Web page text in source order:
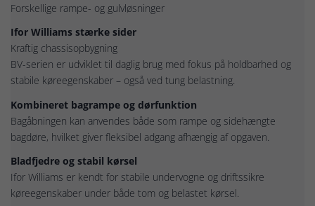
Forskellige rampe- og gulvløsninger
Ifor Williams stærke sider
Kraftig chassisopbygning
BV-serien er udviklet til daglig brug med fokus på holdbarhed og
stabile køreegenskaber – også ved tung belastning.
Kombineret bagrampe og dørfunktion
Bagåbningen kan anvendes både som rampe og sidehængte
bagdøre, hvilket giver fleksibel adgang afhængig af opgaven.
Bladfjedre og stabil kørsel
Ifor Williams er kendt for stabile undervogne og driftssikre
køreegenskaber under både tom og belastet kørsel.